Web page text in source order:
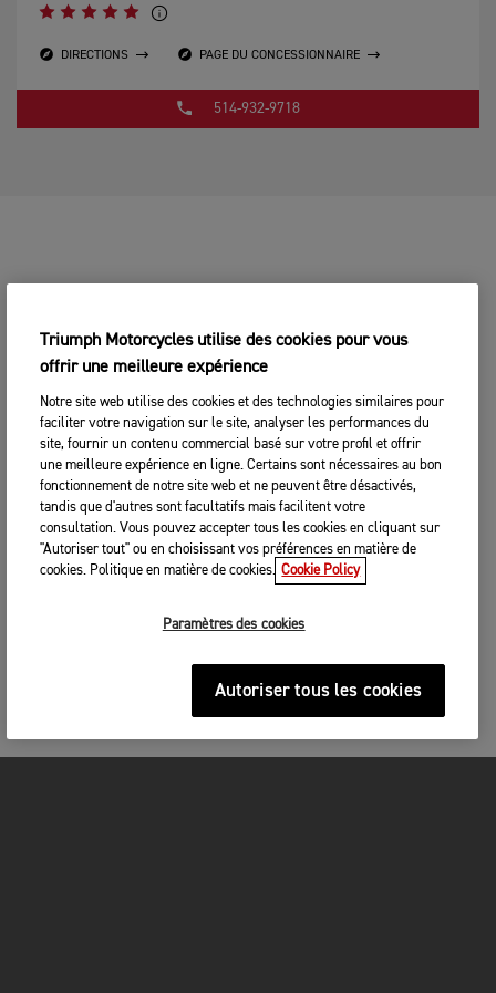
DIRECTIONS PAGE DU CONCESSIONNAIRE
514-932-9718
Triumph Motorcycles utilise des cookies pour vous
offrir une meilleure expérience
Notre site web utilise des cookies et des technologies similaires pour
faciliter votre navigation sur le site, analyser les performances du
site, fournir un contenu commercial basé sur votre profil et offrir
une meilleure expérience en ligne. Certains sont nécessaires au bon
fonctionnement de notre site web et ne peuvent être désactivés,
tandis que d'autres sont facultatifs mais facilitent votre
consultation. Vous pouvez accepter tous les cookies en cliquant sur
"Autoriser tout" ou en choisissant vos préférences en matière de
cookies. Politique en matière de cookies. Cookie Policy
Paramètres des cookies
Autoriser tous les cookies